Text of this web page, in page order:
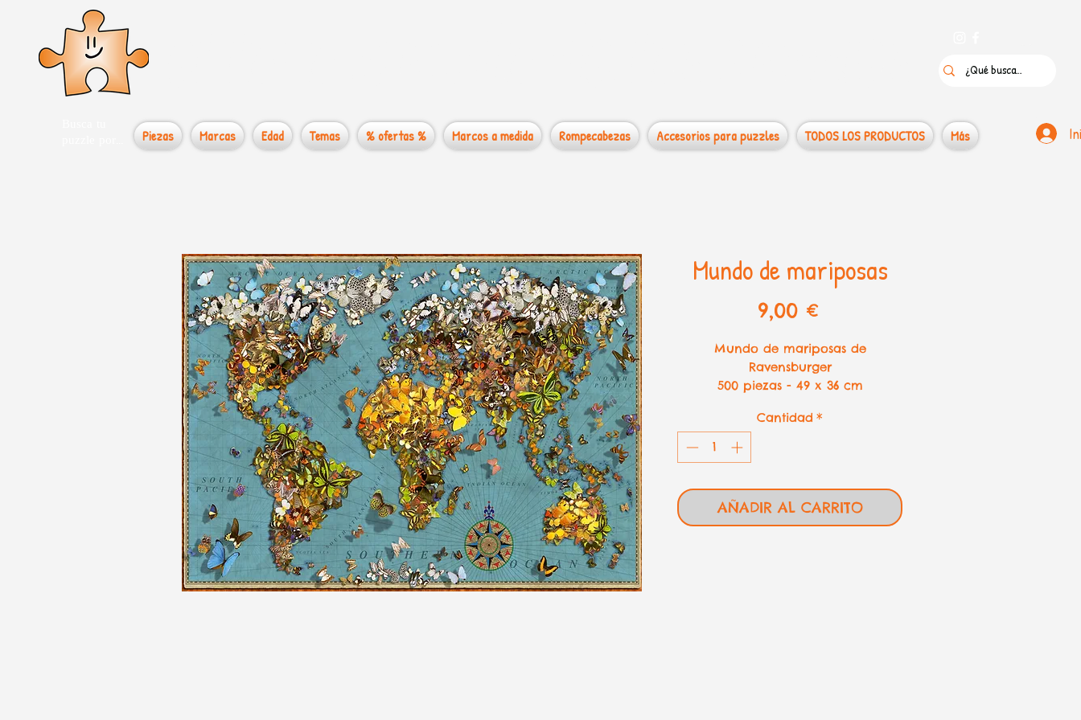
Piezas Marcas Edad Temas % ofertas % Marcos a medida Rompecabezas Accesorios para puzzles TODOS LOS PRODUCTOS Más
Mundo de mariposas
9,00 €Precio
Mundo de mariposas de
Ravensburger
500 piezas - 49 x 36 cm
Cantidad *
AÑADIR AL CARRITO